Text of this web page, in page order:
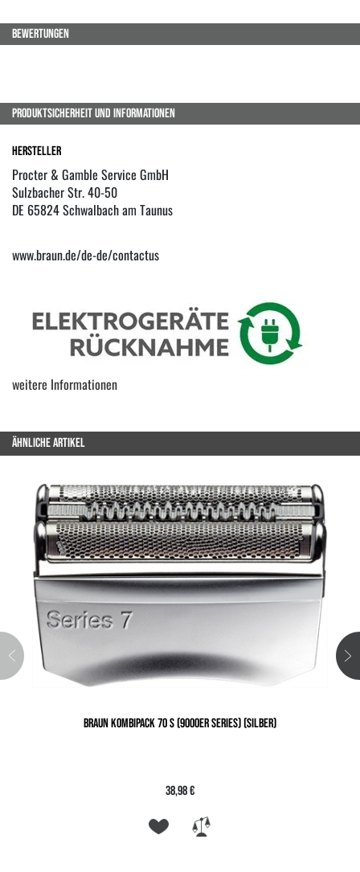
BEWERTUNGEN
PRODUKTSICHERHEIT UND INFORMATIONEN
Hersteller
Procter & Gamble Service GmbH
Sulzbacher Str. 40-50
DE 65824 Schwalbach am Taunus
www.braun.de/de-de/contactus
weitere Informationen
ÄHNLICHE ARTIKEL
BRAUN KOMBIPACK 70 S (9000ER SERIES) (SILBER)
38,98 €